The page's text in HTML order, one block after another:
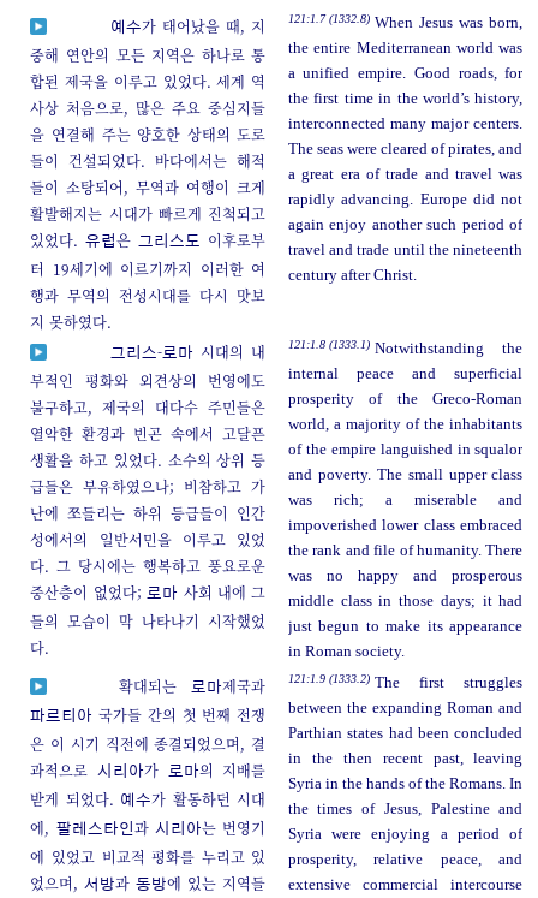
예수가 태어났을 때, 지
중해 연안의 모든 지역은 하나로 통
합된 제국을 이루고 있었다. 세계 역
사상 처음으로, 많은 주요 중심지들
을 연결해 주는 양호한 상태의 도로
들이 건설되었다. 바다에서는 해적
들이 소탕되어, 무역과 여행이 크게
활발해지는 시대가 빠르게 진척되고
있었다.유럽은 그리스도
이후로부
터 19세기에 이르기까지 이러한 여
행과 무역의 전성시대를 다시 맛보
지 못하였다.
121:1.7 (1332.8) When Jesus was born,
the entire Mediterranean world was
a unified empire. Good roads, for
the first time in the world’s history,
interconnected many major centers.
The seas were cleared of pirates, and
a great era of trade and travel was
rapidly advancing. Europe did not
again enjoy another such period of
travel and trade until the nineteenth
century after Christ.
그리스-로마
시대의 내
부적인 평화와 외견상의 번영에도
불구하고, 제국의 대다수 주민들은
열악한 환경과 빈곤 속에서 고달픈
생활을 하고 있었다. 소수의 상위 등
급들은 부유하였으나; 비참하고 가
난에 쪼들리는 하위 등급들이 인간
성에서의 일반서민을 이루고 있었
다. 그 당시에는 행복하고 풍요로운
중산층이 없었다; 로마 사회 내에 그
들의 모습이 막 나타나기 시작했었
다.
121:1.8 (1333.1) Notwithstanding the
internal peace and superficial
prosperity of the Greco-Roman
world, a majority of the inhabitants
of the empire languished in squalor
and poverty. The small upper class
was rich; a miserable and
impoverished lower class embraced
the rank and file of humanity. There
was no happy and prosperous
middle class in those days; it had
just begun to make its appearance
in Roman society.
확대되는 로마제국과
파르티아 국가들 간의 첫 번째 전쟁
은 이 시기 직전에 종결되었으며, 결
과적으로시리아가 로마의 지배를
받게 되었다. 예수가 활동하던 시대
에, 팔레스타인과 시리아는 번영기
에 있었고 비교적 평화를 누리고 있
었으며,서방과동방에 있는 지역들
121:1.9 (1333.2) The first struggles
between the expanding Roman and
Parthian states had been concluded
in the then recent past, leaving
Syria in the hands of the Romans. In
the times of Jesus, Palestine and
Syria were enjoying a period of
prosperity, relative peace, and
extensive commercial intercourse